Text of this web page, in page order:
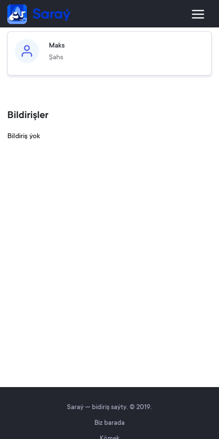
Maks
Şahs
Bildirişler
Bildiriş ýok
Saraý — bidiriş saýty. © 2019.
Biz barada